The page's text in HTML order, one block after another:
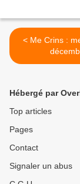
< Me Crins : mercredi 18
Hébergé par
Top articles
Pages
Contact
Signaler un abus